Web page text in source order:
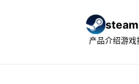
产品介绍游戏